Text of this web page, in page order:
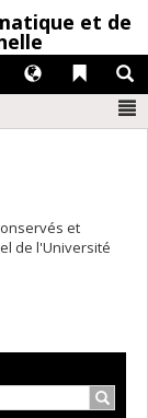
et de
Liens
Langues
et
de l'Université